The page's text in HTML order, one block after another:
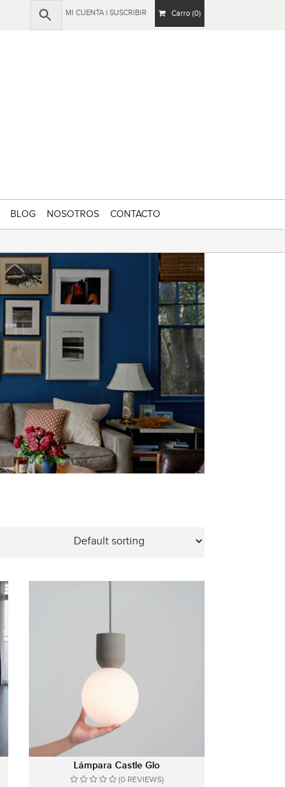
MI CUENTA | SUSCRIBIR Carro (0)
BLOG NOSOTROS CONTACTO
Lámpara Castle Glo
(0 REVIEWS)